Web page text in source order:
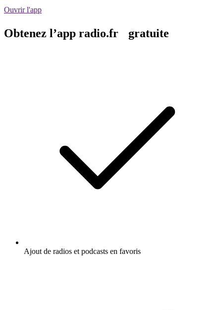
Ouvrir l'app
Obtenez l’app radio.fr gratuite
Ajout de radios et podcasts en favoris